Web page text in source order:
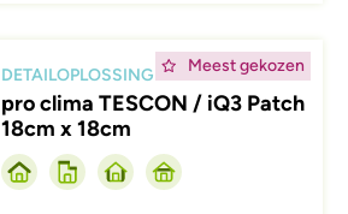
Meest gekozen
DETAILOPLOSSING
pro clima TESCON / iQ3 Patch
18cm x 18cm